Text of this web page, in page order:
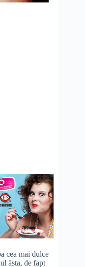
cea mai dulce
ăsta, de fapt